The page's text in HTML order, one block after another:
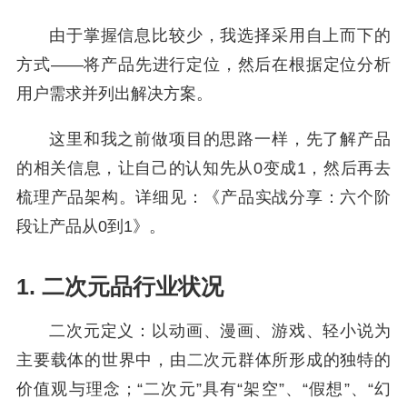
由于掌握信息比较少，我选择采用自上而下的
方式——将产品先进行定位，然后在根据定位分析
用户需求并列出解决方案。
这里和我之前做项目的思路一样，先了解产品
的相关信息，让自己的认知先从0变成1，然后再去
梳理产品架构。详细见：《产品实战分享：六个阶
段让产品从0到1》。
1. 二次元品行业状况
二次元定义：以动画、漫画、 游戏 、轻小说为
主要载体的世界中，由二次元群体所形成的独特的
价值观与理念；“二次元”具有“架空”、“假想”、“幻